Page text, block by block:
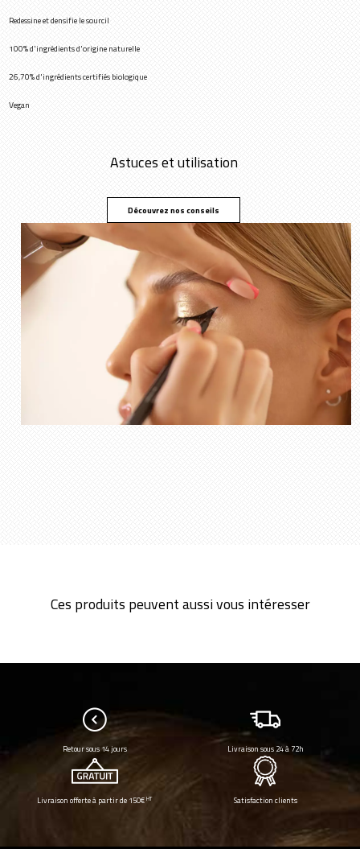
Redessine et densifie le sourcil
100% d'ingrédients d'origine naturelle
26,70% d'ingrédients certifiés biologique
Vegan
Astuces et utilisation
Découvrez nos conseils
Ces produits peuvent aussi vous intéresser
Retour sous 14 jours Livraison sous 24 à 72h
Livraison offerte à partir de 150€HT Satisfaction clients